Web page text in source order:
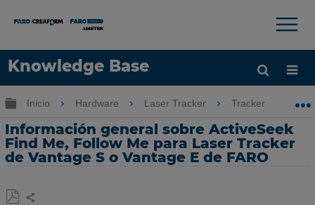
Knowledge Base
Idioma
×
Expandir/contraer jerarquía global
Inicio Hardware Laser Tracker Tracker
Información general sobre ActiveSeek
Find Me, Follow Me para Laser Tracker
de Vantage S o Vantage E de FARO